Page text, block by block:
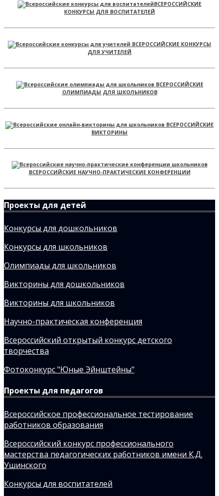
ВСЕРОССИЙСКИЕ
КОНКУРСЫ ДЛЯ ВОСПИТАТЕЛЕЙ
ВСЕРОССИЙСКИЕ КОНКУРСЫ
ДЛЯ УЧИТЕЛЕЙ
ВСЕРОССИЙСКИЕ
ОЛИМПИАДЫ ДЛЯ ШКОЛЬНИКОВ
ВСЕРОССИЙСКИЕ
ВИКТОРИНЫ
ВСЕРОССИЙСКИЕ НАУЧНО-ПРАКТИЧЕСКИЕ КОНФЕРЕНЦИИ
Проекты для детей
Конкурсы для дошкольников
Конкурсы для школьников
Олимпиады для школьников
Викторины для дошкольников
Викторины для школьников
Научно-практическая конференция
Всероссийский открытый конкурс детского
творчества
Фотоконкурс "Юные Эйнштейны"
Проекты для педагогов
Всероссийское профессиональное тестирование
работников образования
Всероссийский конкурс профессионального
мастерства педагогических работников имени К.Д.
Ушинского
Конкурсы для воспитателей